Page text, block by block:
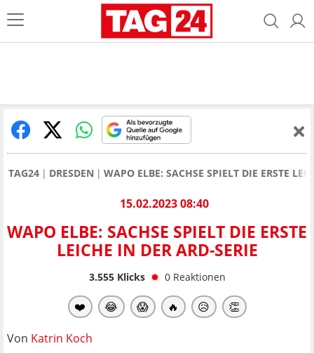
TAG24 DRESDEN WAPO ELBE: SACHSE SPIELT DIE ERSTE
15.02.2023 08:40
WAPO ELBE: SACHSE SPIELT DIE ERSTE
LEICHE IN DER ARD-SERIE
3.555Klicks 0 Reaktionen
❤️ 😂 😱 🔥 😥 👏
Von Katrin Koch